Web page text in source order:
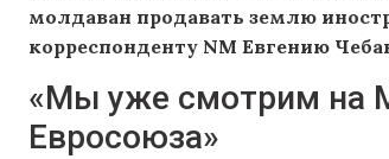
молдаван продавать землю
корреспонденту NM Евгению
«Мы уже смотрим на
Евросоюза»